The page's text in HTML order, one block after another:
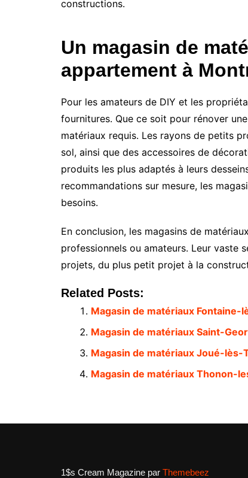
constructions.
Un magasin de
appartement à
Pour les amateurs de DIY et les
fournitures. Que ce soit pour rénover
matériaux requis. Les rayons de petits
sol, ainsi que des accessoires de
produits les plus adaptés à leurs
recommandations sur mesure, les
besoins.
En conclusion, les magasins de
professionnels ou amateurs. Leur vaste
projets, du plus petit projet à la
Related Posts:
Magasin de matériaux Fontaine-
Magasin de matériaux Saint-
Magasin de matériaux Joué-lès-
Magasin de matériaux Thonon-
1$s Cream Magazine par Themebeez